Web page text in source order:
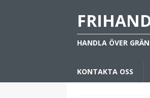
HANDLA ÖVER
KONTAKTA OSS